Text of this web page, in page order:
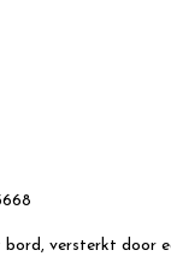
versterkt door